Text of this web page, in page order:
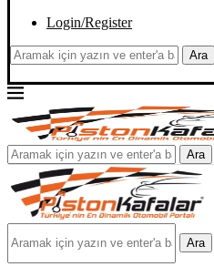
Login/Register
Ara
Ara
Ara